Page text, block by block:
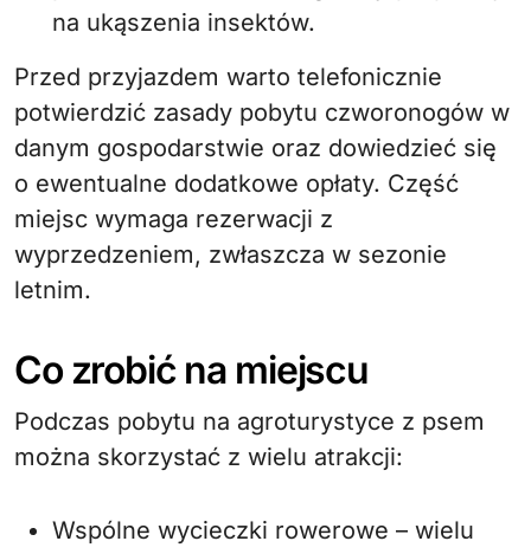
na ukąszenia insektów.
Przed przyjazdem warto telefonicznie
potwierdzić zasady pobytu czworonogów w
danym gospodarstwie oraz dowiedzieć się
o ewentualne dodatkowe opłaty. Część
miejsc wymaga rezerwacji z
wyprzedzeniem, zwłaszcza w sezonie
letnim.
Co zrobić na miejscu
Podczas pobytu na agroturystyce z psem
można skorzystać z wielu atrakcji:
Wspólne wycieczki rowerowe – wielu